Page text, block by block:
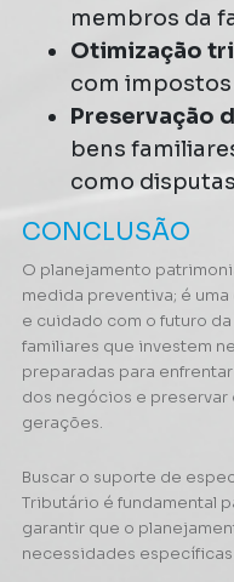
membros da
Otimização
com impostos
Preservação
bens
como
CONCLUSÃO
O planejamento
medida preventiva; é
e cuidado com o futuro
familiares que investem
preparadas para
dos negócios e preservar
gerações.
Buscar o suporte de
Tributário é fundamental
garantir que o
necessidades